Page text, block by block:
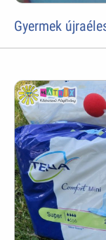
Gyermek